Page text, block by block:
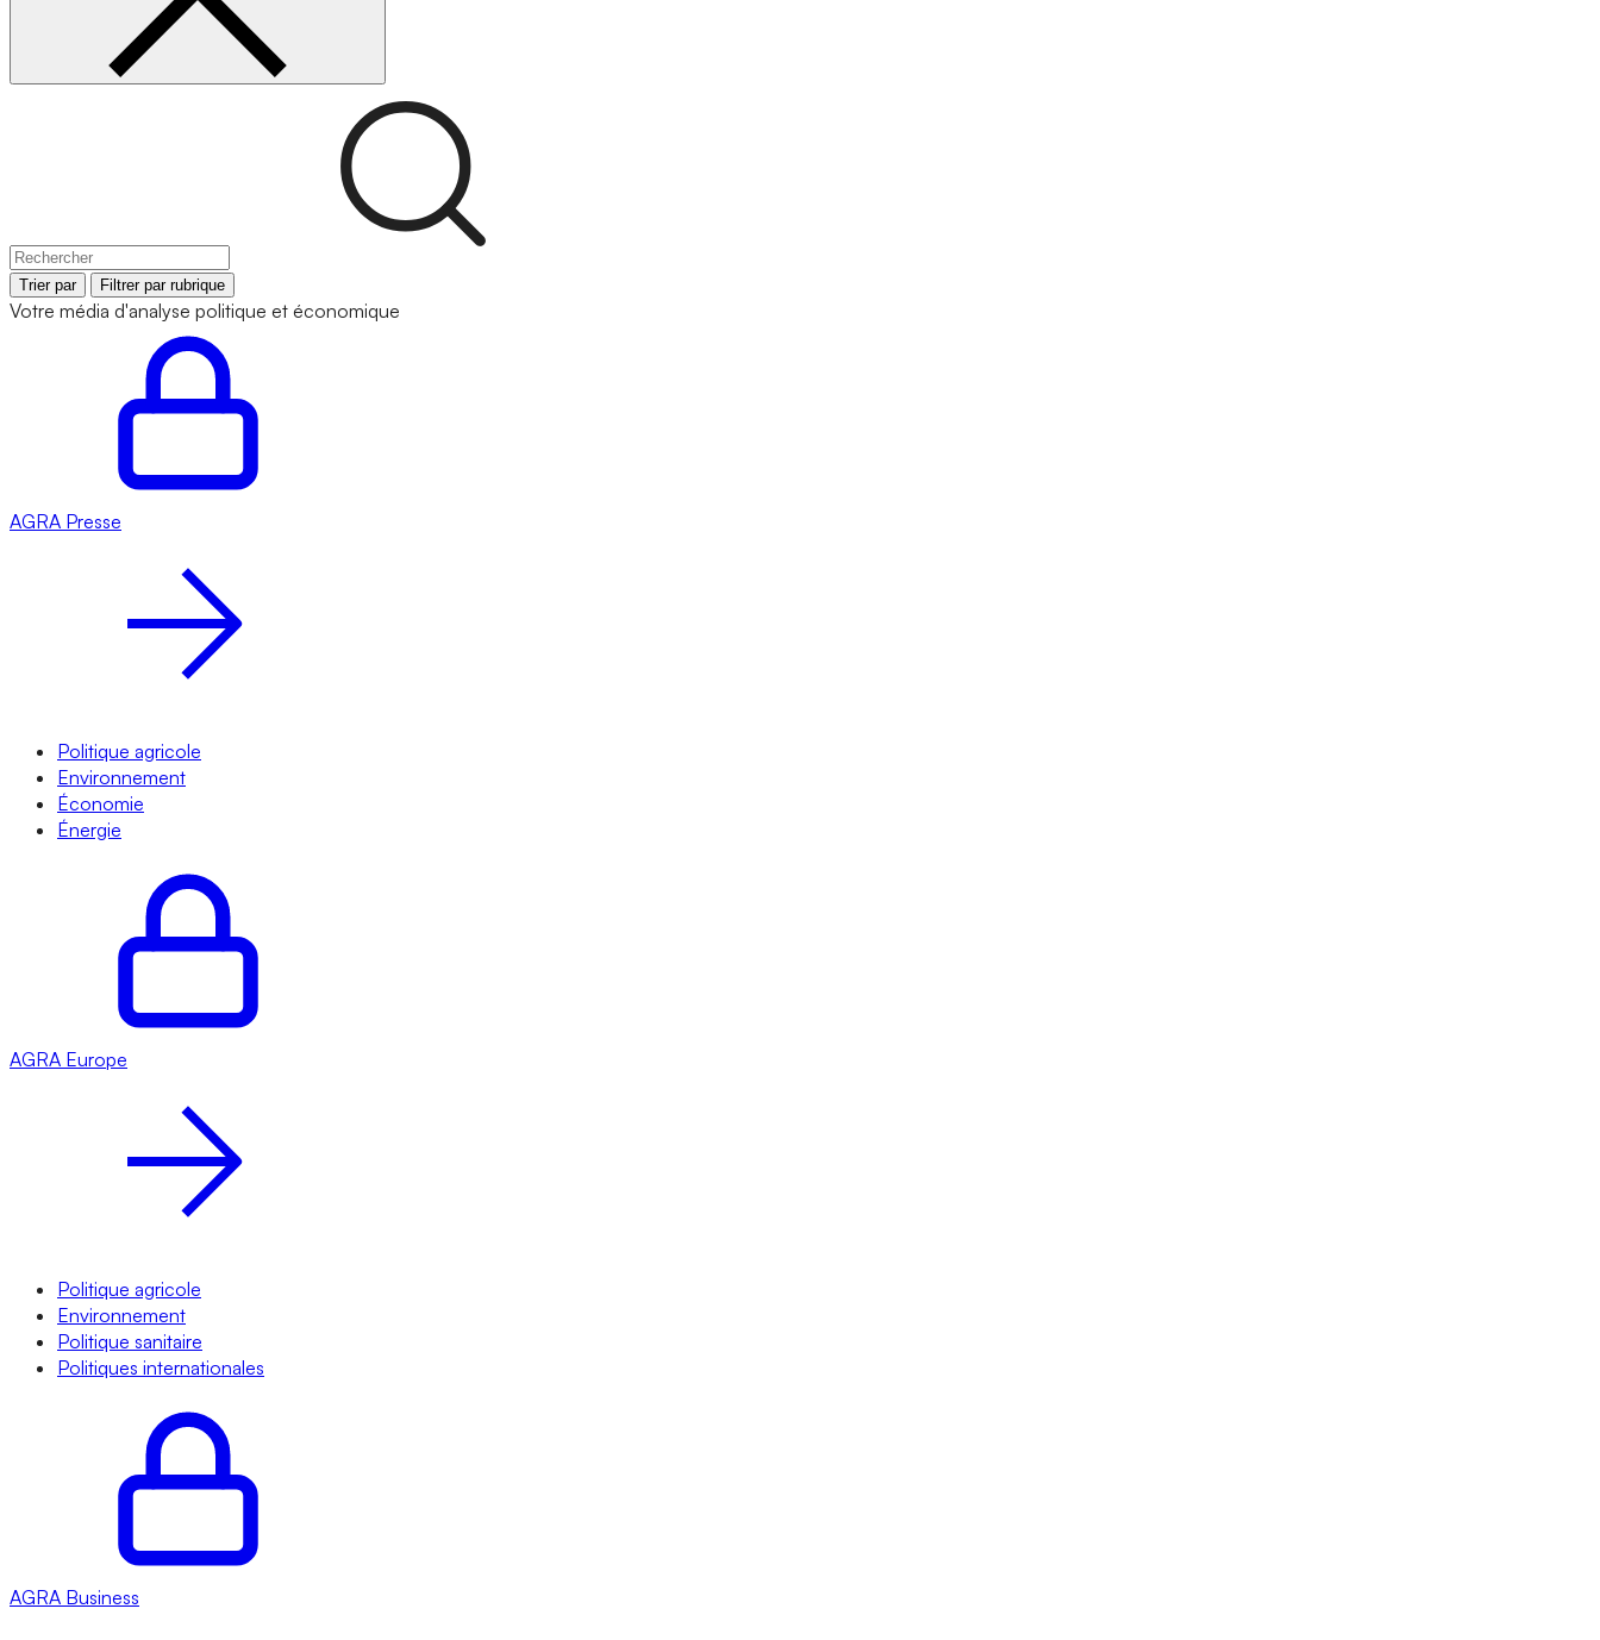
Trier par Filtrer par rubrique
Votre média d'analyse politique et économique
AGRA Presse
Politique agricole
Environnement
Économie
Énergie
AGRA Europe
Politique agricole
Environnement
Politique sanitaire
Politiques internationales
AGRA Business